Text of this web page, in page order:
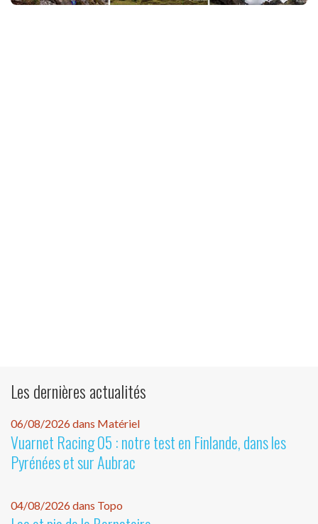
Les dernières actualités
06/08/2026 dans Matériel
Vuarnet Racing 05 : notre test en Finlande, dans les
Pyrénées et sur Aubrac
04/08/2026 dans Topo